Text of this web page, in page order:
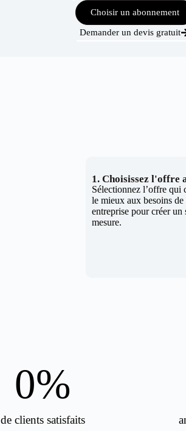
Choisir un abonnement
Demander un devis gratuit
1. Choisissez l'offre
Sélectionnez l’offre qui
le mieux aux besoins de
entreprise pour créer un
mesure.
de clients satisfaits
0%